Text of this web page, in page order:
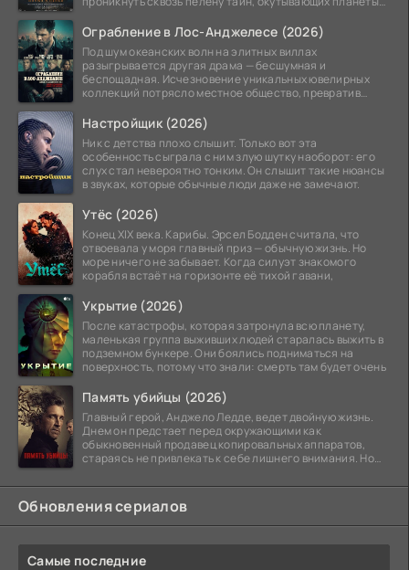
Ограбление в Лос-Анджелесе (2026)
Под шум океанских волн на элитных виллах
разыгрывается другая драма — бесшумная и
беспощадная. Исчезновение уникальных ювелирных
коллекций потрясло местное общество, превратив
Настройщик (2026)
Ник с детства плохо слышит. Только вот эта
особенность сыграла с ним злую шутку наоборот: его
слух стал невероятно тонким. Он слышит такие нюансы
в звуках, которые обычные люди даже не замечают.
Утёс (2026)
Конец XIX века. Карибы. Эрсел Бодден считала, что
отвоевала у моря главный приз — обычную жизнь. Но
море ничего не забывает. Когда силуэт знакомого
корабля встаёт на горизонте её тихой гавани,
Укрытие (2026)
После катастрофы, которая затронула всю планету,
маленькая группа выживших людей старалась выжить в
подземном бункере. Они боялись подниматься на
поверхность, потому что знали: смерть там будет очень
Память убийцы (2026)
Главный герой, Анджело Ледде, ведет двойную жизнь.
Днем он предстает перед окружающими как
обыкновенный продавец копировальных аппаратов,
стараясь не привлекать к себе лишнего внимания. Но
Обновления сериалов
Самые последние